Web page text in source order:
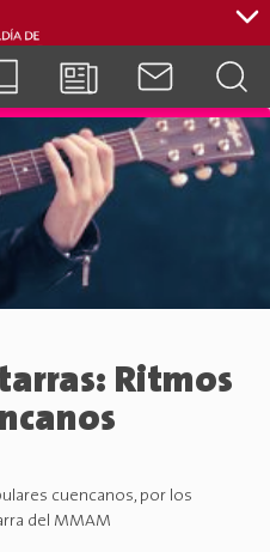
Ritmos
cuencanos, por los
del MMAM